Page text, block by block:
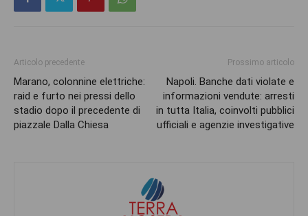
Articolo precedente
Marano, colonnine elettriche:
raid e furto nei pressi dello
stadio dopo il precedente di
piazzale Dalla Chiesa
Prossimo articolo
Napoli. Banche dati violate e
informazioni vendute: arresti
in tutta Italia, coinvolti pubblici
ufficiali e agenzie investigative